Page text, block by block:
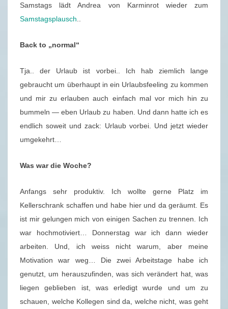
U
S
C
H
3
1
9
–
(
1
7
.
0
8
Samstags lädt Andrea von Karminrot wieder zum
Samstagsplausch
Back to „normal“
Tja.. der Urlaub ist vorbei.. Ich hab ziemlich lange
gebraucht um überhaupt in ein Urlaubsfeeling zu kommen
und mir zu erlauben auch einfach mal vor mich hin zu
bummeln — eben Urlaub zu haben. Und dann hatte ich es
endlich soweit und zack: Urlaub vorbei. Und jetzt wieder
umgekehrt…
Was war die Woche?
Anfangs sehr produktiv. Ich wollte gerne Platz im
Kellerschrank schaffen und habe hier und da geräumt. Es
ist mir gelungen mich von einigen Sachen zu trennen. Ich
war hochmotiviert… Donnerstag war ich dann wieder
arbeiten. Und, ich weiss nicht warum, aber meine
Motivation war weg… Die zwei Arbeitstage habe ich
genutzt, um herauszufinden, was sich verändert hat, was
liegen geblieben ist, was erledigt wurde und um zu
schauen, welche Kollegen sind da, welche nicht, was geht